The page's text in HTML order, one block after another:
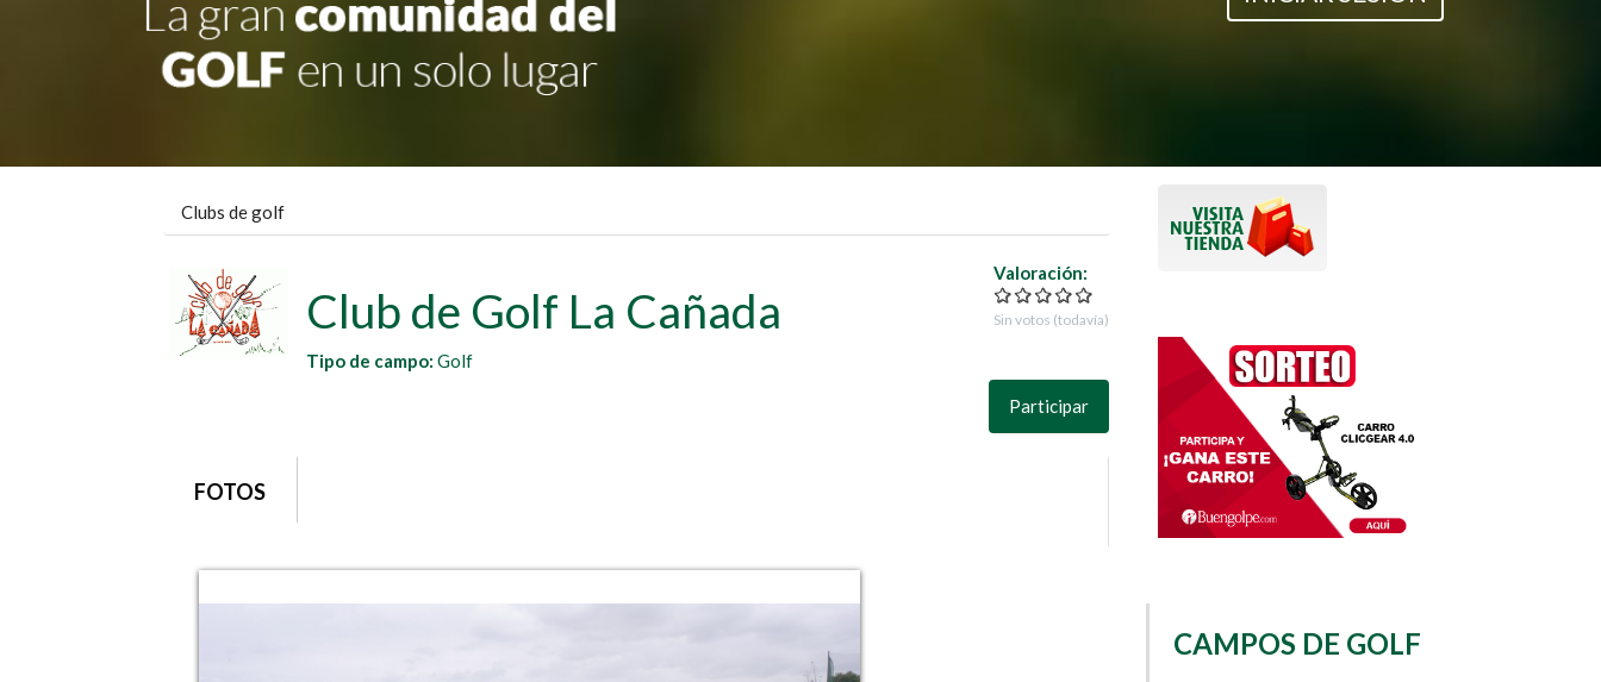
Clubs de golf
Valoración:
Sin votos (todavía)
Club de Golf La Cañada
Tipo de campo: Golf
Participar
grupo1
FOTOS
CAMPOS DE GOLF